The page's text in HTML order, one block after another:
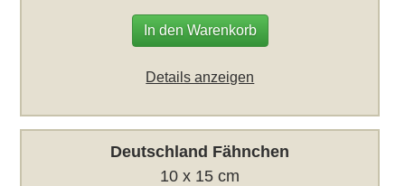
In den Warenkorb
Details anzeigen
Deutschland Fähnchen
10 x 15 cm